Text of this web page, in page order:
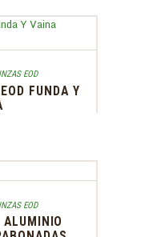
EOD
FUNDA Y
EOD